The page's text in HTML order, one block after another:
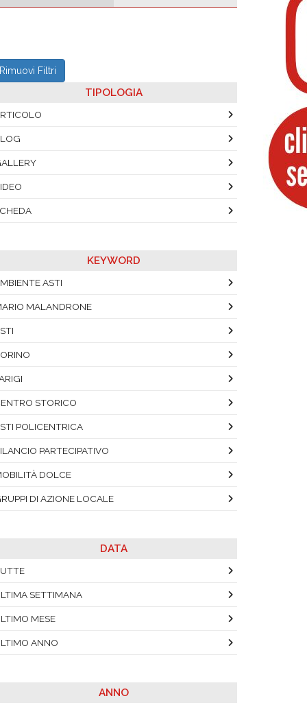
Rimuovi Filtri
TIPOLOGIA
KEYWORD
ASTI
MALANDRONE
STORICO
POLICENTRICA
PARTECIPATIVO
DOLCE
DI AZIONE LOCALE
DATA
SETTIMANA
MESE
ANNO
ANNO